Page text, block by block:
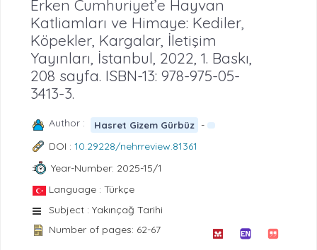
Erken Cumhuriyet’e Hayvan
Katliamları ve Himaye: Kediler,
Köpekler, Kargalar, İletişim
Yayınları, İstanbul, 2022, 1. Baskı,
208 sayfa. ISBN-13: 978-975-05-
3413-3.
Author : Hasret Gizem Gürbüz
-
DOI : 10.29228/nehrreview.81361
Year-Number: 2025-15/1
Language : Türkçe
Subject : Yakınçağ Tarihi
Number of pages: 62-67